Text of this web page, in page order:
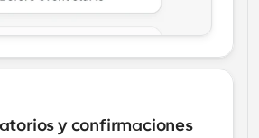
y confirmaciones